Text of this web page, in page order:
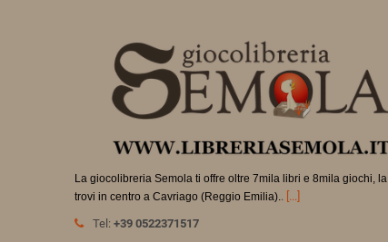
La giocolibreria Semola ti offre oltre 7mila libri e 8mila giochi, la
trovi in centro a Cavriago (Reggio Emilia).. [...]
Tel: +39 0522371517